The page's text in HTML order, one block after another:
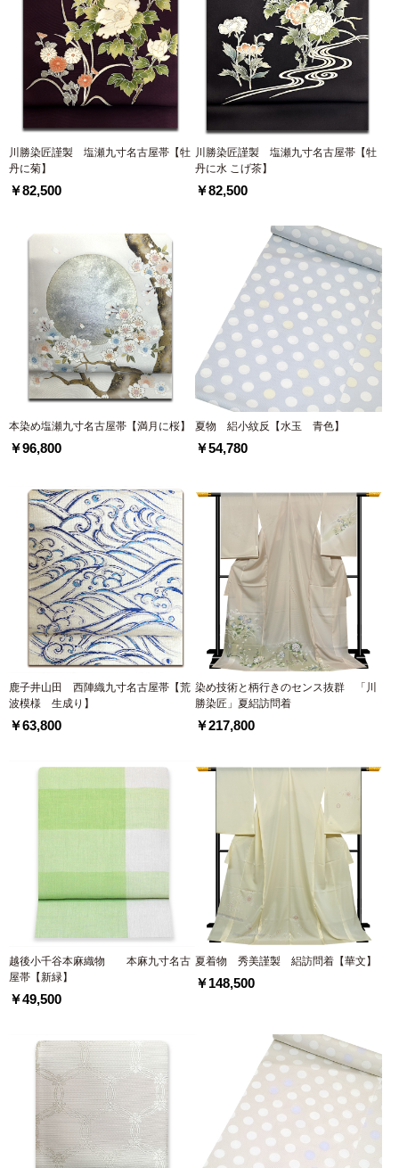
川勝染匠謹製 塩瀬九寸名古屋帯【牡
丹に菊】
￥82,500
川勝染匠謹製 塩瀬九寸名古屋帯【牡
丹に水 こげ茶】
￥82,500
本染め塩瀬九寸名古屋帯【満月に桜】
￥96,800
夏物 絽小紋反【水玉 青色】
￥54,780
鹿子井山田 西陣織九寸名古屋帯【荒
波模様 生成り】
￥63,800
染め技術と柄行きのセンス抜群 「川
勝染匠」夏絽訪問着
￥217,800
越後小千谷本麻織物 本麻九寸名古
屋帯【新緑】
￥49,500
夏着物 秀美謹製 絽訪問着【華文】
￥148,500